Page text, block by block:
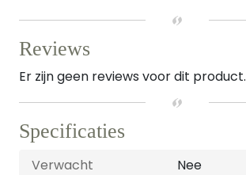
Reviews
Er zijn geen reviews voor dit product.
Specificaties
Verwacht
Nee